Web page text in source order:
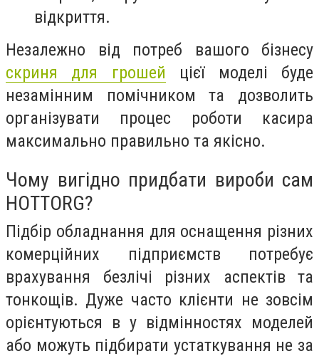
відкриття.
Незалежно від потреб вашого бізнесу
скриня для грошей цієї моделі буде
незамінним помічником та дозволить
організувати процес роботи касира
максимально правильно та якісно.
Чому вигідно придбати вироби сам
HOTTORG?
Підбір обладнання для оснащення різних
комерційних підприємств потребує
врахування безлічі різних аспектів та
тонкощів. Дуже часто клієнти не зовсім
орієнтуються в у відмінностях моделей
або можуть підбирати устаткування не за